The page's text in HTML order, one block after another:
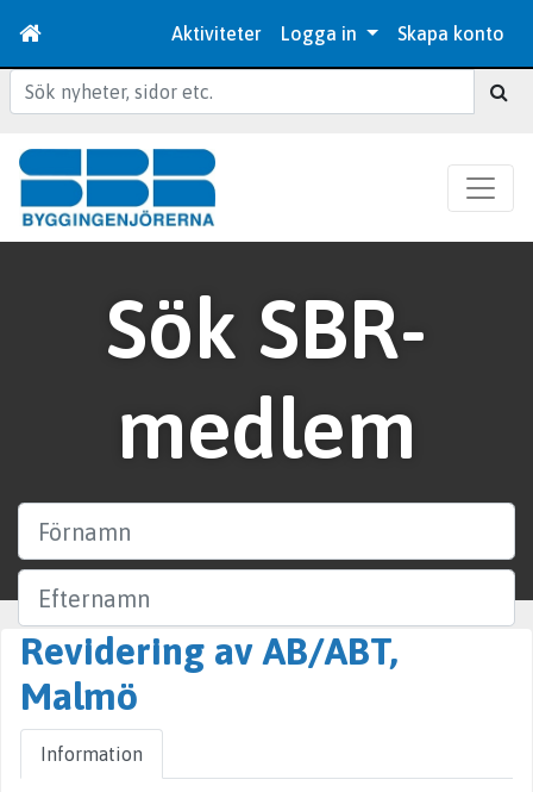
Aktiviteter Logga in Skapa konto
Sök
Sök SBR-
medlem
Företag
Ort
Revidering av AB/ABT,
Malmö
Information